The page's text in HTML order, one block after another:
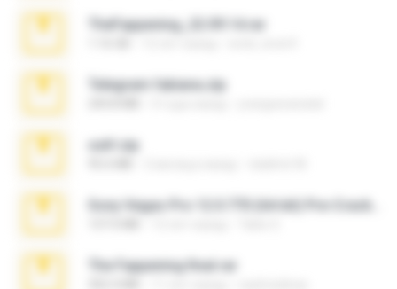
TheFappening_22.09.14.rar
Telegram fabiana.zip
ouh!.zip
The Fappening final.rar